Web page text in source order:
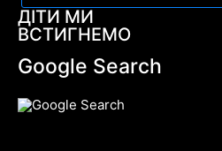
ДІТИ МИ
ВСТИГНЕМО
Google Search